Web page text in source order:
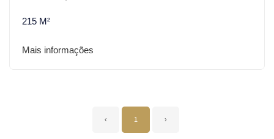
215 M²
Mais informações
‹ 1 ›